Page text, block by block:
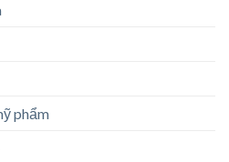
phẩm